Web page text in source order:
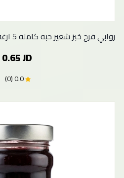
روابي فرح خبز شعير حبه كامله 5 ارغفه
0.65 JD